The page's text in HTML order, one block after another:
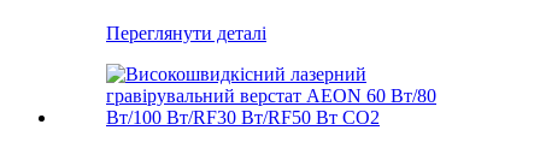
Переглянути деталі